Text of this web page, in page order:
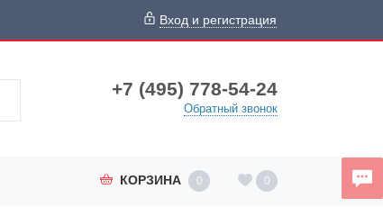
Вход и регистрация
+7 (495) 778-54-24
Обратный звонок
КОРЗИНА 0 0